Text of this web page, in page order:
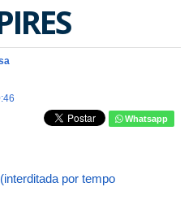
Whatsapp
por tempo